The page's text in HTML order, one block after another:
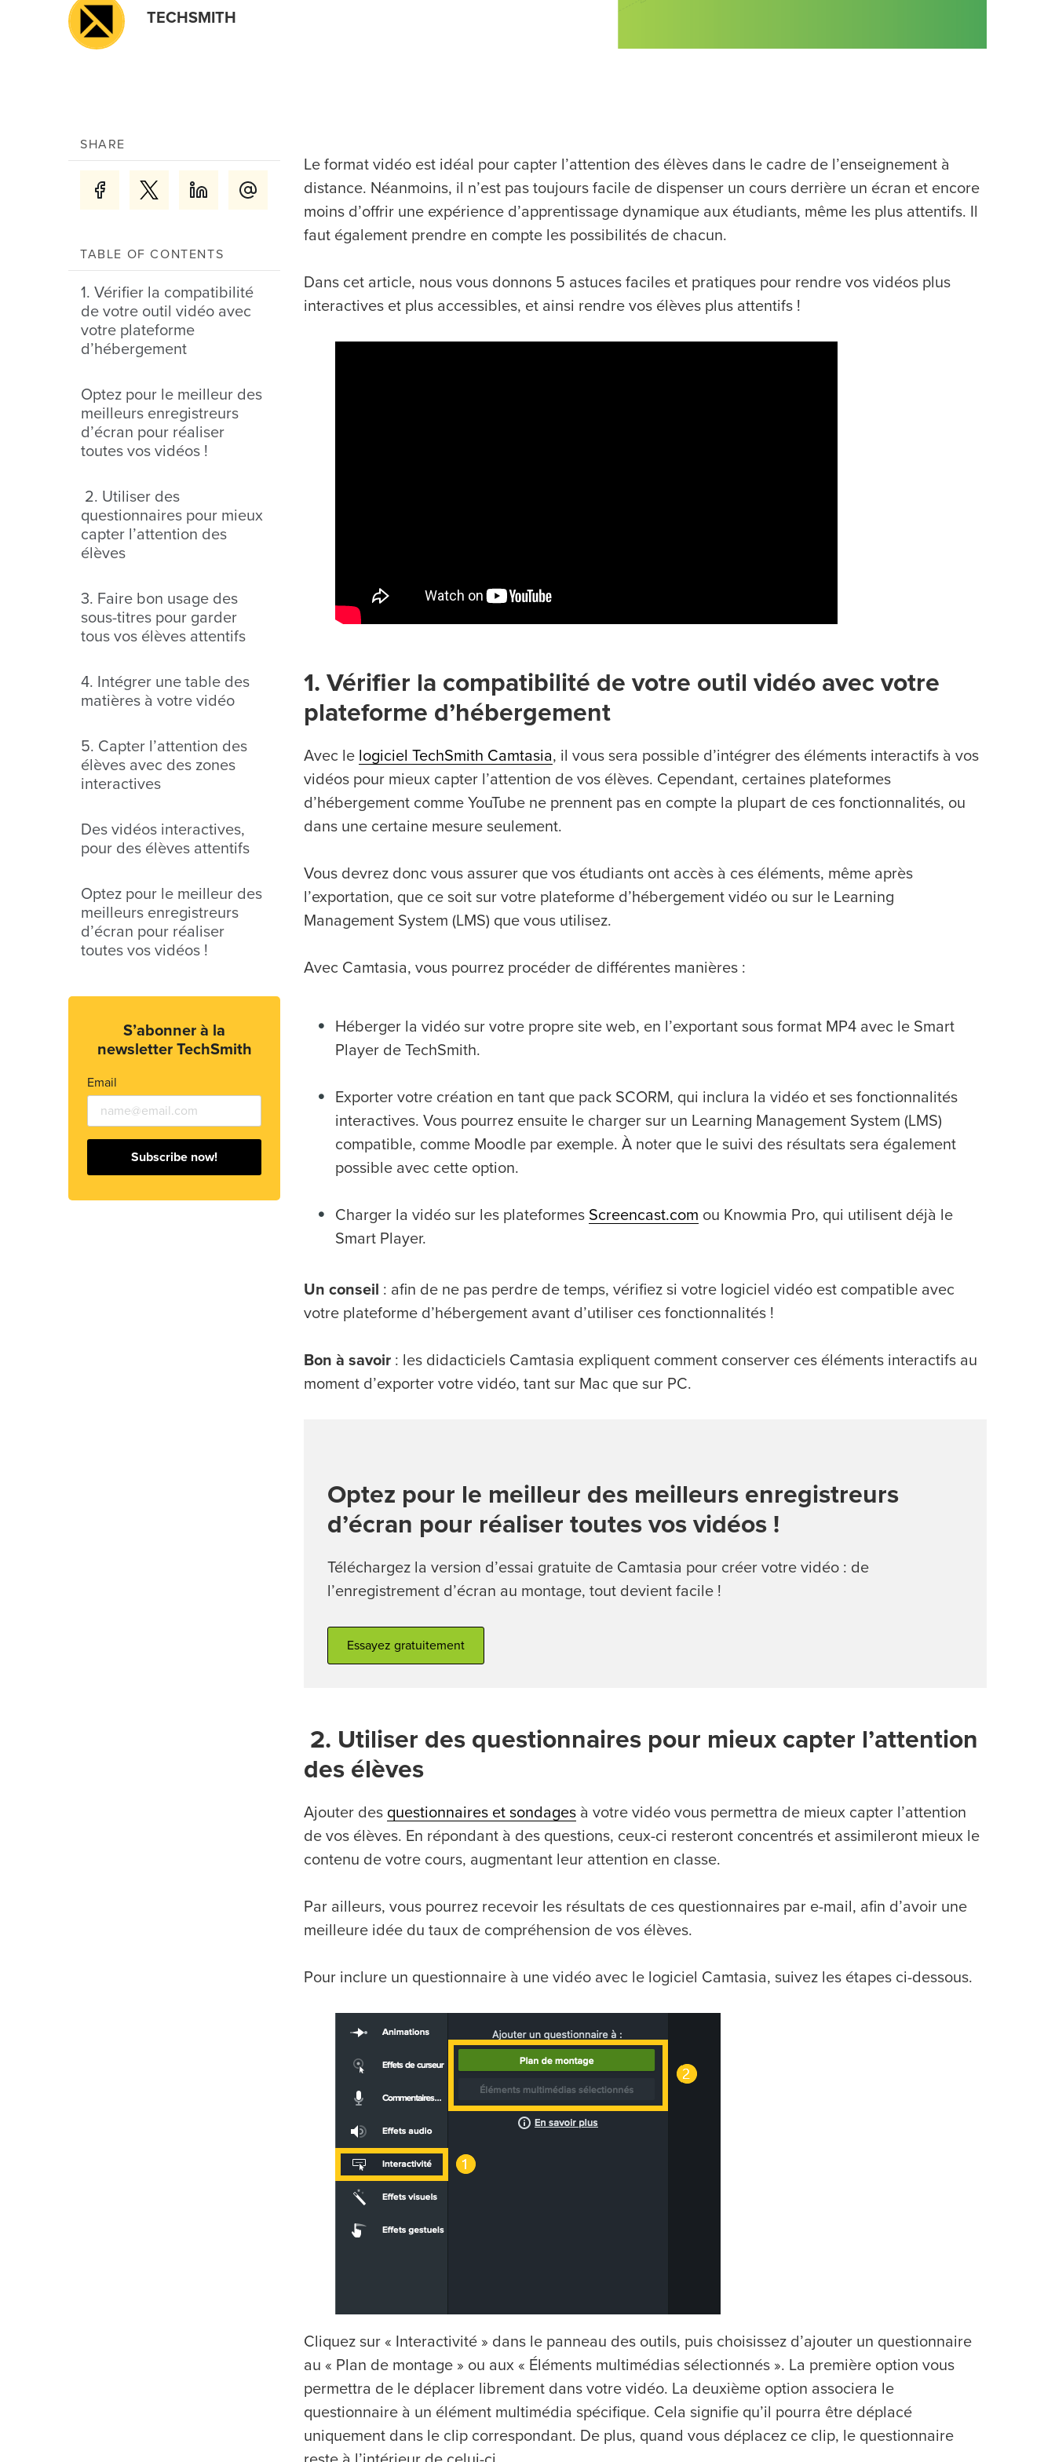
TECHSMITH
SHARE
TABLE OF CONTENTS
1. Vérifier la compatibilité
de votre outil vidéo avec
votre plateforme
d’hébergement
Optez pour le meilleur des
meilleurs enregistreurs
d’écran pour réaliser
toutes vos vidéos !
2. Utiliser des
questionnaires pour mieux
capter l’attention des
élèves
3. Faire bon usage des
sous-titres pour garder
tous vos élèves attentifs
4. Intégrer une table des
matières à votre vidéo
5. Capter l’attention des
élèves avec des zones
interactives
Des vidéos interactives,
pour des élèves attentifs
Optez pour le meilleur des
meilleurs enregistreurs
d’écran pour réaliser
toutes vos vidéos !
S’abonner à la
newsletter TechSmith
Email
Subscribe now!
Le format vidéo est idéal pour capter l’attention des élèves dans le cadre de l’enseignement à
distance. Néanmoins, il n’est pas toujours facile de dispenser un cours derrière un écran et encore
moins d’offrir une expérience d’apprentissage dynamique aux étudiants, même les plus attentifs. Il
faut également prendre en compte les possibilités de chacun.
Dans cet article, nous vous donnons 5 astuces faciles et pratiques pour rendre vos vidéos plus
interactives et plus accessibles, et ainsi rendre vos élèves plus attentifs !
1. Vérifier la compatibilité de votre outil vidéo avec votre
plateforme d’hébergement
Avec le logiciel TechSmith Camtasia, il vous sera possible d’intégrer des éléments interactifs à vos
vidéos pour mieux capter l’attention de vos élèves. Cependant, certaines plateformes
d’hébergement comme YouTube ne prennent pas en compte la plupart de ces fonctionnalités, ou
dans une certaine mesure seulement.
Vous devrez donc vous assurer que vos étudiants ont accès à ces éléments, même après
l’exportation, que ce soit sur votre plateforme d’hébergement vidéo ou sur le Learning
Management System (LMS) que vous utilisez.
Avec Camtasia, vous pourrez procéder de différentes manières :
Héberger la vidéo sur votre propre site web, en l’exportant sous format MP4 avec le Smart
Player de TechSmith.
Exporter votre création en tant que pack SCORM, qui inclura la vidéo et ses fonctionnalités
interactives. Vous pourrez ensuite le charger sur un Learning Management System (LMS)
compatible, comme Moodle par exemple. À noter que le suivi des résultats sera également
possible avec cette option.
Charger la vidéo sur les plateformes Screencast.com ou Knowmia Pro, qui utilisent déjà le
Smart Player.
Un conseil : afin de ne pas perdre de temps, vérifiez si votre logiciel vidéo est compatible avec
votre plateforme d’hébergement avant d’utiliser ces fonctionnalités !
Bon à savoir : les didacticiels Camtasia expliquent comment conserver ces éléments interactifs au
moment d’exporter votre vidéo, tant sur Mac que sur PC.
Optez pour le meilleur des meilleurs enregistreurs
d’écran pour réaliser toutes vos vidéos !
Téléchargez la version d’essai gratuite de Camtasia pour créer votre vidéo : de
l’enregistrement d’écran au montage, tout devient facile !
Essayez gratuitement
2. Utiliser des questionnaires pour mieux capter l’attention
des élèves
Ajouter des questionnaires et sondages à votre vidéo vous permettra de mieux capter l’attention
de vos élèves. En répondant à des questions, ceux-ci resteront concentrés et assimileront mieux le
contenu de votre cours, augmentant leur attention en classe.
Par ailleurs, vous pourrez recevoir les résultats de ces questionnaires par e-mail, afin d’avoir une
meilleure idée du taux de compréhension de vos élèves.
Pour inclure un questionnaire à une vidéo avec le logiciel Camtasia, suivez les étapes ci-dessous.
Cliquez sur « Interactivité » dans le panneau des outils, puis choisissez d’ajouter un questionnaire
au « Plan de montage » ou aux « Éléments multimédias sélectionnés ». La première option vous
permettra de le déplacer librement dans votre vidéo. La deuxième option associera le
questionnaire à un élément multimédia spécifique. Cela signifie qu’il pourra être déplacé
uniquement dans le clip correspondant. De plus, quand vous déplacez ce clip, le questionnaire